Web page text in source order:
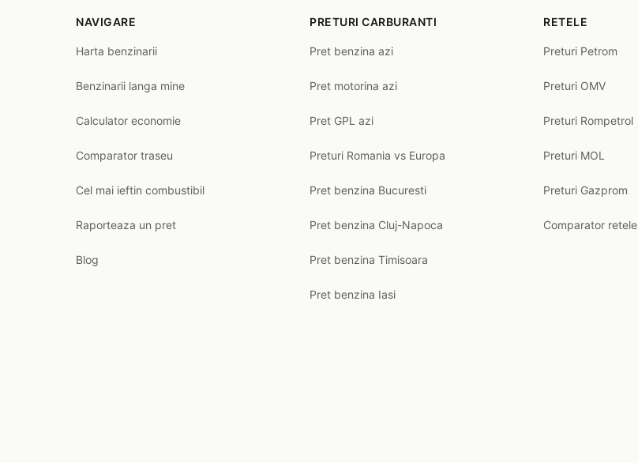
NAVIGARE
Harta benzinarii
Benzinarii langa mine
Calculator economie
Comparator traseu
Cel mai ieftin combustibil
Raporteaza un pret
Blog
PRETURI CARBURANTI
Pret benzina azi
Pret motorina azi
Pret GPL azi
Preturi Romania vs Europa
Pret benzina Bucuresti
Pret benzina Cluj-Napoca
Pret benzina Timisoara
Pret benzina Iasi
RETELE
Preturi Petrom
Preturi OMV
Preturi Rompetrol
Preturi MOL
Preturi Gazprom
Comparator retele